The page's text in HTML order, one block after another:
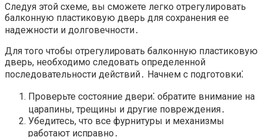
Следуя этой схеме, вы сможете легко отрегулировать
балконную пластиковую дверь для сохранения ее
надежности и долговечности․
Для того чтобы отрегулировать балконную пластиковую
дверь, необходимо следовать определенной
последовательности действий․ Начнем с подготовки⁚
Проверьте состояние двери⁚ обратите внимание на
царапины, трещины и другие повреждения․
Убедитесь, что все фурнитуры и механизмы
работают исправно․